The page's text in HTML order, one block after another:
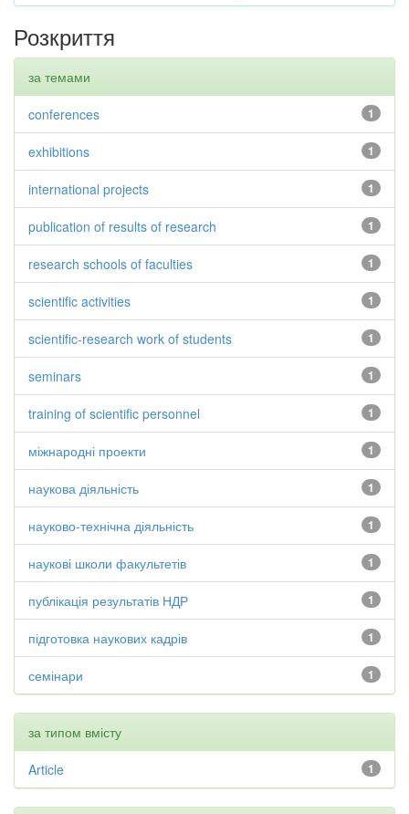
Розкриття
за темами
1
conferences
1
exhibitions
1
international projects
1
publication of results of research
1
research schools of faculties
1
scientific activities
1
scientific-research work of students
1
seminars
1
training of scientific personnel
1
міжнародні проекти
1
наукова діяльність
1
науково-технічна діяльність
1
наукові школи факультетів
1
публікація результатів НДР
1
підготовка наукових кадрів
1
семінари
за типом вмісту
1
Article